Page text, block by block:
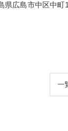
広島市中区中
一